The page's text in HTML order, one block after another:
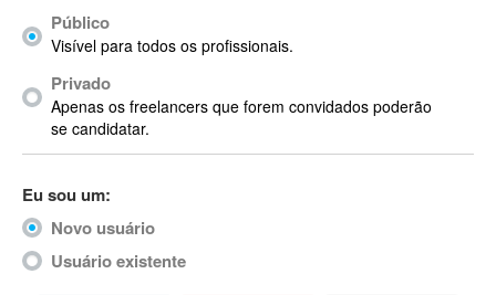
ACPI
Acrobat
Acrobat X
Acronis
ACT
Actimize
ActionScript
ActionScript 3
Público
Visível para todos os profissionais.
Privado
Apenas os freelancers que forem convidados poderão
se candidatar.
Eu sou um:
Novo usuário
Usuário existente